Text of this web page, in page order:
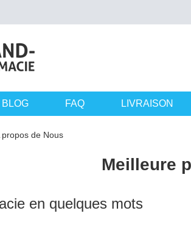
BLOG FAQ LIVRAISON
propos de Nous
Meilleure
en quelques mots